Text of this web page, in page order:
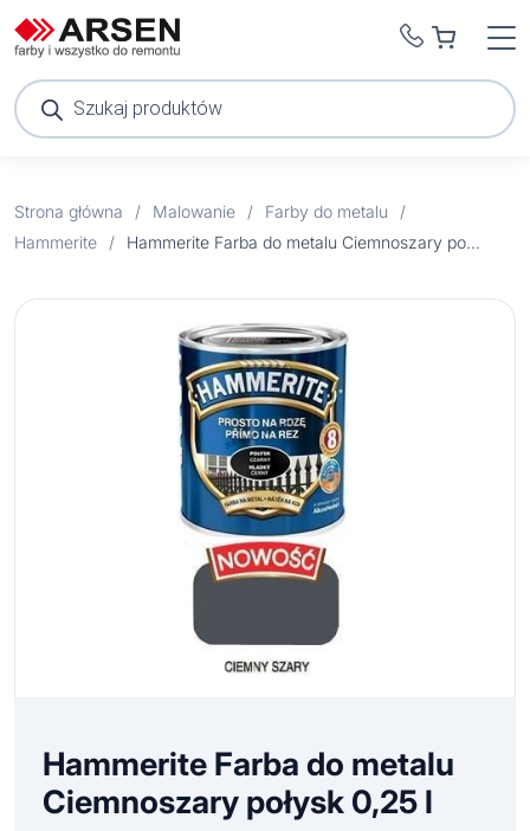
Wyszukiwarka
produktów
Strona główna / Malowanie / Farby do metalu
/
Hammerite
/ Hammerite Farba do metalu Ciemnoszary połysk 0,25 l
Hammerite Farba do metalu
Ciemnoszary połysk 0,25 l